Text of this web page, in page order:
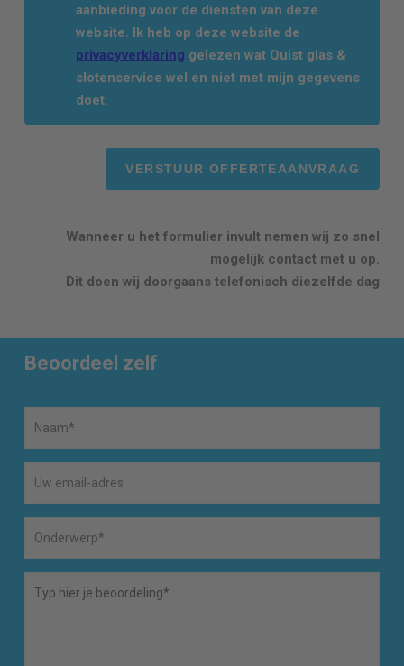
aanbieding voor de diensten van deze
website. Ik heb op deze website de
privacyverklaring gelezen wat Quist glas &
slotenservice wel en niet met mijn gegevens
doet.
Wanneer u het formulier invult nemen wij zo snel
mogelijk contact met u op.
Dit doen wij doorgaans telefonisch diezelfde dag
Beoordeel zelf